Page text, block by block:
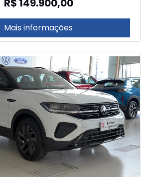
R$ 149.900,00
Mais informações